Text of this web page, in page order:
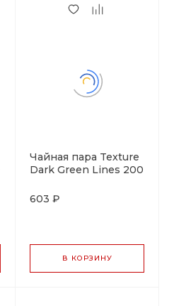
Чайная пара Texture
Dark Green Lines 200
P.L. Proff Cuisine
603 ₽
В КОРЗИНУ